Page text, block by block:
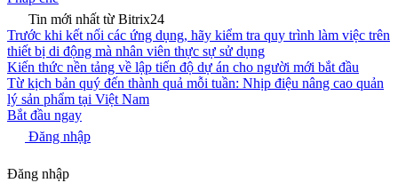
Tin mới nhất từ Bitrix24
Trước khi kết nối các ứng dụng, hãy kiểm tra quy trình làm việc trên
thiết bị di động mà nhân viên thực sự sử dụng
Kiến thức nền tảng về lập tiến độ dự án cho người mới bắt đầu
Từ kịch bản quý đến thành quả mỗi tuần: Nhịp điệu nâng cao quản
lý sản phẩm tại Việt Nam
Bắt đầu ngay
Đăng nhập
Đăng nhập